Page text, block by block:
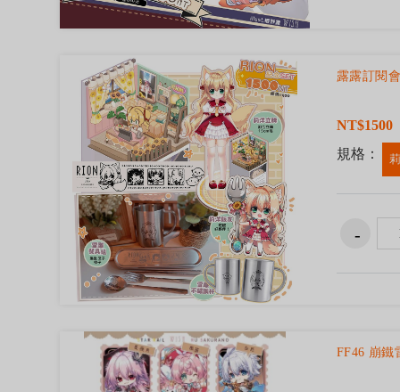
露露訂閱
NT$1500
規格：
FF46 崩鐵